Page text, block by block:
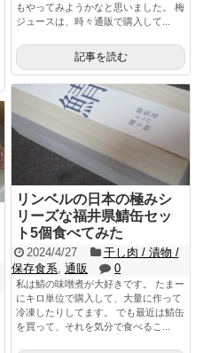
もやってみようかなと思いました。 梅
ジュースは、時々通販で購入して...
記事を読む
リンベルの日本の極みシ
リーズな福井県鯖缶セッ
ト5個食べてみた
2024/4/27
干し肉 / 漬物 /
保存食系 通販 0
私は鯖の味噌煮が大好きです。 たまー
にキロ単位で購入して、大量に作って
冷凍したりしてます。 でも最近は鯖缶
を買って、それを気分で食べるこ...